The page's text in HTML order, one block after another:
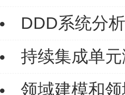
DDD系统分
持续集成单
领域建模和